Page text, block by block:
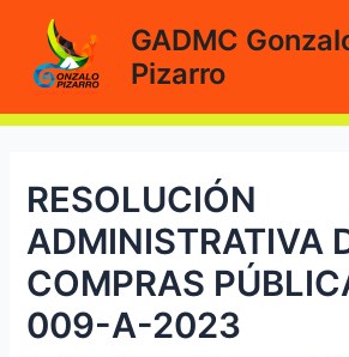
contenido
GADMC
Pizarro
RESOLUCIÓN
ADMINISTRATIVA
COMPRAS
009-A-2023